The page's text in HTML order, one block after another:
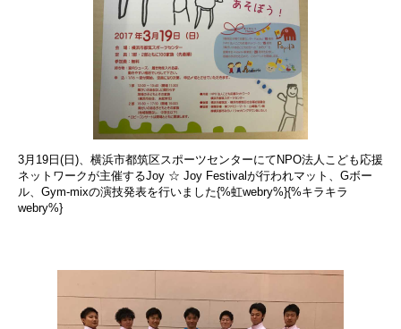
3月19日(日)、横浜市都筑区スポーツセンターにてNPO法人こども応援
ネットワークが主催するJoy ☆ Joy Festivalが行われマット、Gボー
ル、Gym-mixの演技発表を行いました{%虹webry%}{%キラキラ
webry%}